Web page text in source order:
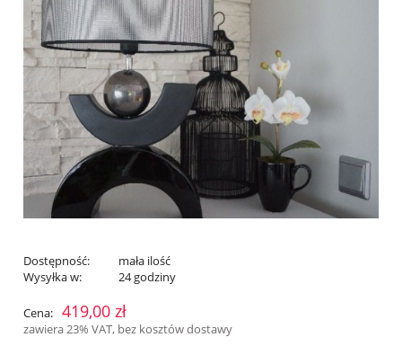
Dostępność:
mała ilość
Wysyłka w:
24 godziny
Cena: 419,00 zł
zawiera 23% VAT, bez kosztów dostawy